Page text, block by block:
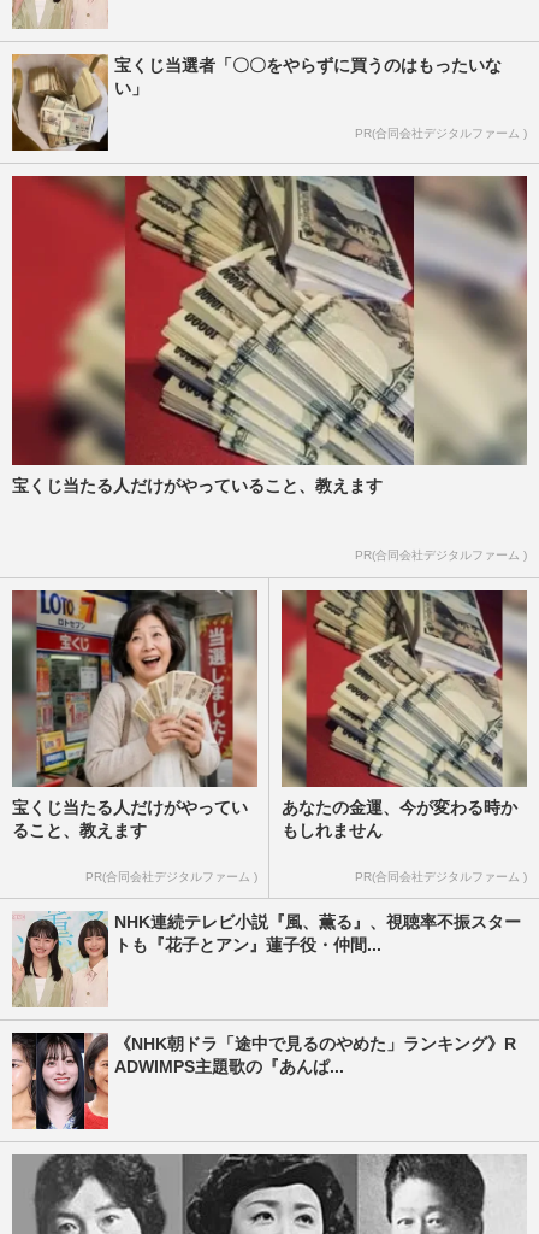
宝くじ当選者「〇〇をやらずに買うのはもったいな
い」
PR(合同会社デジタルファーム )
宝くじ当たる人だけがやっていること、教えます
PR(合同会社デジタルファーム )
宝くじ当たる人だけがやってい
ること、教えます
PR(合同会社デジタルファーム )
あなたの金運、今が変わる時か
もしれません
PR(合同会社デジタルファーム )
NHK連続テレビ小説『風、薫る』、視聴率不振スター
トも『花子とアン』蓮子役・仲間...
《NHK朝ドラ「途中で見るのやめた」ランキング》R
ADWIMPS主題歌の『あんぱ...